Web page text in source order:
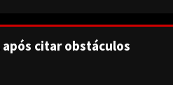
citar obstáculos